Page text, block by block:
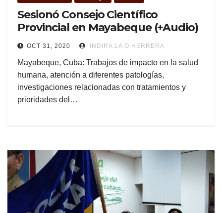
Sesionó Consejo Científico
Provincial en Mayabeque (+Audio)
OCT 31, 2020 INDIRA LA O HERRERA
Mayabeque, Cuba: Trabajos de impacto en la salud
humana, atención a diferentes patologías,
investigaciones relacionadas con tratamientos y
prioridades del…